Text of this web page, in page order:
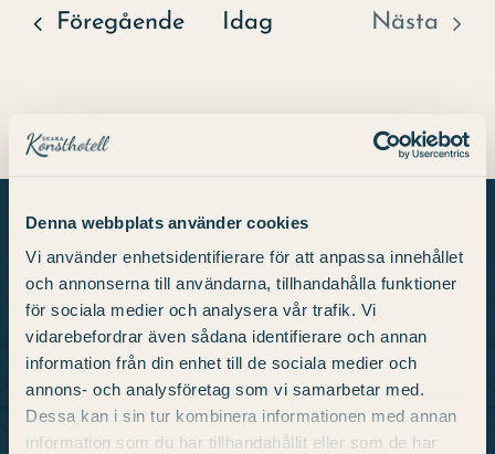
Denna webbplats använder cookies
Vi använder enhetsidentifierare för att anpassa innehållet
och annonserna till användarna, tillhandahålla funktioner
för sociala medier och analysera vår trafik. Vi
vidarebefordrar även sådana identifierare och annan
information från din enhet till de sociala medier och
annons- och analysföretag som vi samarbetar med.
Dessa kan i sin tur kombinera informationen med annan
information som du har tillhandahållit eller som de har
FöregåendeEvenemang
Idag
Nästa
Om oss
Vi är ett unikt konsthotell i Skara med verk
från några av Sveriges mest kända konstnärer.
Här hittar du plats för upplevelser och